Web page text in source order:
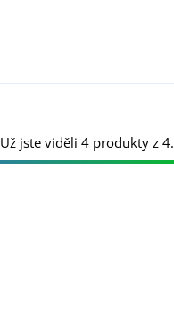
Už jste viděli 4 produkty z 4.